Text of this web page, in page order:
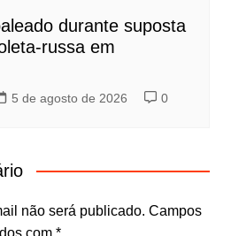
durante suposta
russa em
5 de agosto de 2026 0
não será publicado. Campos